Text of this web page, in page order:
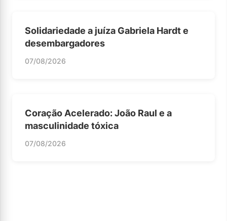
Solidariedade a juíza Gabriela Hardt e
desembargadores
07/08/2026
Coração Acelerado: João Raul e a
masculinidade tóxica
07/08/2026